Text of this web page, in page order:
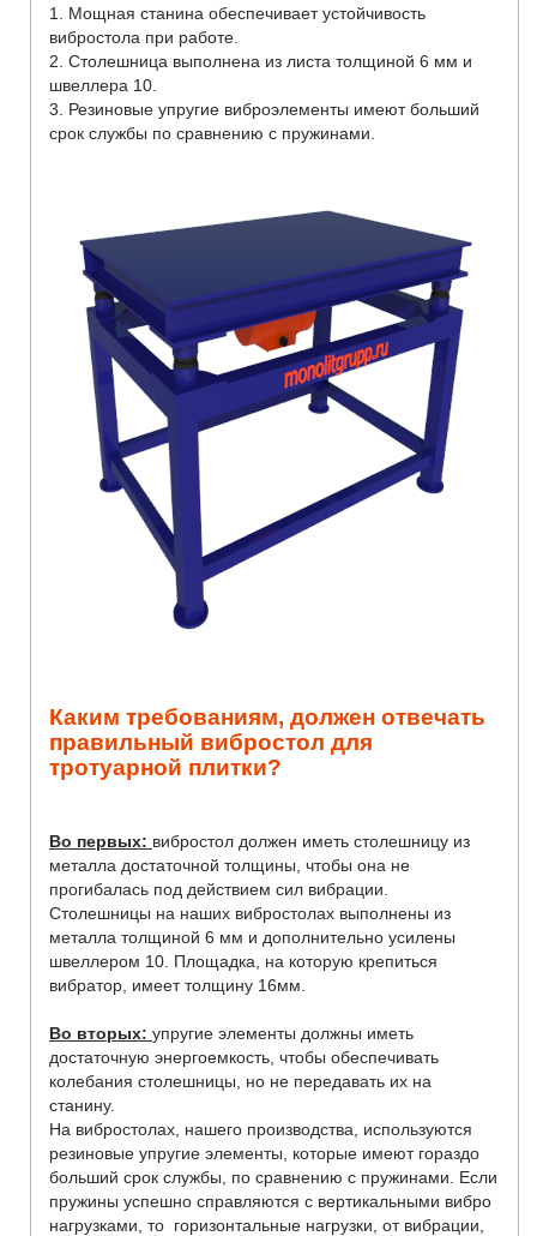
1. Мощная станина обеспечивает устойчивость
вибростола при работе.
2. Столешница выполнена из листа толщиной 6 мм и
швеллера 10.
3. Резиновые упругие виброэлементы имеют больший
срок службы по сравнению с пружинами.
Каким требованиям, должен отвечать
правильный вибростол для
тротуарной плитки?
Во первых: вибростол должен иметь столешницу из
металла достаточной толщины, чтобы она не
прогибалась под действием сил вибрации.
Столешницы на наших вибростолах выполнены из
металла толщиной 6 мм и дополнительно усилены
швеллером 10. Площадка, на которую крепиться
вибратор, имеет толщину 16мм.
Во вторых: упругие элементы должны иметь
достаточную энергоемкость, чтобы обеспечивать
колебания столешницы, но не передавать их на
станину.
На вибростолах, нашего производства, используются
резиновые упругие элементы, которые имеют гораздо
больший срок службы, по сравнению с пружинами. Если
пружины успешно справляются с вертикальными вибро
нагрузками, то горизонтальные нагрузки, от вибрации,